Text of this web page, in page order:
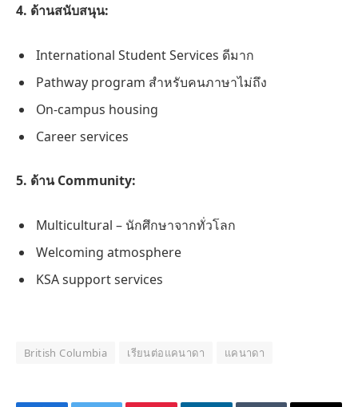
4. ด้านสนับสนุน:
International Student Services ดีมาก
Pathway program สำหรับคนภาษาไม่ถึง
On-campus housing
Career services
5. ด้าน Community:
Multicultural – นักศึกษาจากทั่วโลก
Welcoming atmosphere
KSA support services
British Columbia เรียนต่อแคนาดา แคนาดา